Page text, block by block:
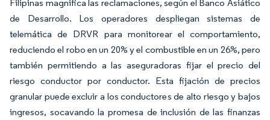
Filipinas magnifica las reclamaciones, según el Banco Asiático
de Desarrollo. Los operadores despliegan sistemas de
telemática de DRVR para monitorear el comportamiento,
reduciendo el robo en un 20% y el combustible en un 26%, pero
también permitiendo a las aseguradoras fijar el precio del
riesgo conductor por conductor. Esta fijación de precios
granular puede excluir a los conductores de alto riesgo y bajos
ingresos, socavando la promesa de inclusión de las finanzas